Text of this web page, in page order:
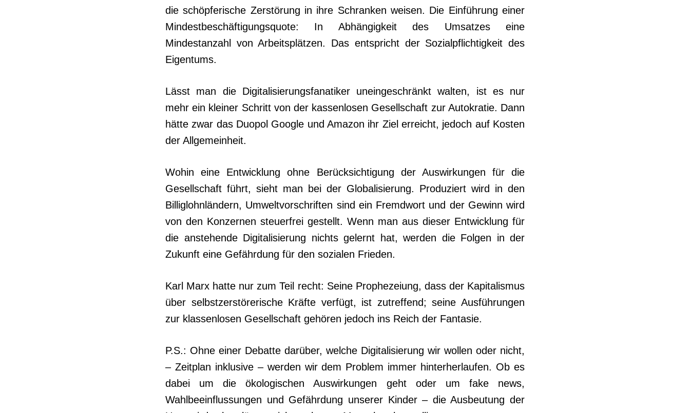
die schöpfe­rische Zerstörung in ihre Schranken weisen. Die Einführung einer
Mindestbeschäfti­gungsquote: In Abhängigkeit des Umsatzes eine
Mindestanzahl von Arbeitsplätzen. Das entspricht der Sozialpflichtigkeit des
Eigentums.
Lässt man die Digitalisierungsfanatiker uneingeschränkt walten, ist es nur
mehr ein kleiner Schritt von der kassenlosen Gesellschaft zur Autokratie. Dann
hätte zwar das Duopol Google und Amazon ihr Ziel erreicht, jedoch auf Kosten
der Allgemeinheit.
Wohin eine Entwicklung ohne Berücksichtigung der Auswirkungen für die
Gesellschaft führt, sieht man bei der Globalisierung. Produziert wird in den
Billiglohnländern, Um­weltvorschriften sind ein Fremdwort und der Gewinn wird
von den Konzernen steuer­frei gestellt. Wenn man aus dieser Entwicklung für
die anstehende Digitalisierung nichts gelernt hat, werden die Folgen in der
Zukunft eine Gefährdung für den sozialen Frieden.
Karl Marx hatte nur zum Teil recht: Seine Prophezeiung, dass der Kapitalismus
über selbstzerstörerische Kräfte verfügt, ist zutreffend; seine Ausführungen
zur klassenlo­sen Gesellschaft gehören jedoch ins Reich der Fantasie.
P.S.: Ohne einer Debatte darüber, welche Digitalisierung wir wollen oder nicht,
– Zeit­plan inklusive – werden wir dem Problem immer hinterherlaufen. Ob es
dabei um die ökologischen Auswirkungen geht oder um fake news,
Wahlbeeinflussungen und Gefährdung unserer Kinder – die Ausbeutung der